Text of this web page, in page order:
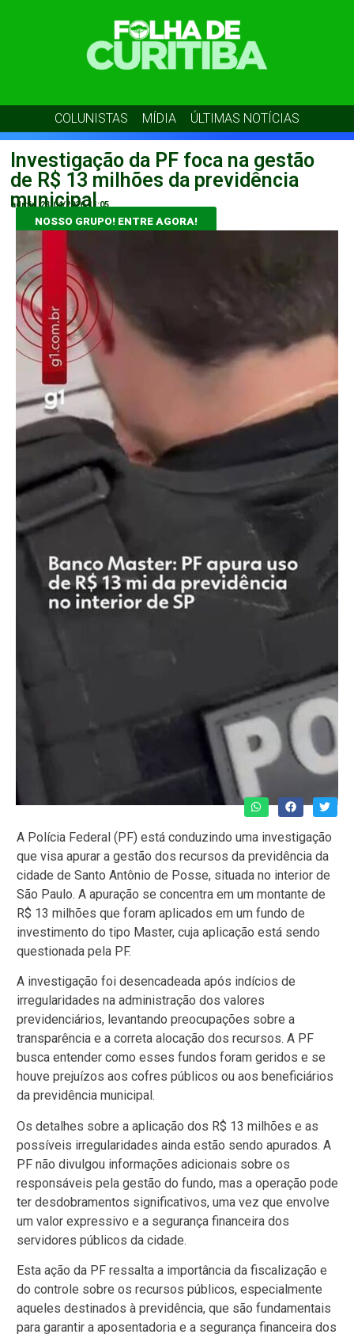
COLUNISTAS MÍDIA ÚLTIMAS NOTÍCIAS
Investigação da PF foca na gestão
de R$ 13 milhões da previdência
municipal
admin 23/04/2026 11:05
NOSSO GRUPO! ENTRE AGORA!
A Polícia Federal (PF) está conduzindo uma investigação
que visa apurar a gestão dos recursos da previdência da
cidade de Santo Antônio de Posse, situada no interior de
São Paulo. A apuração se concentra em um montante de
R$ 13 milhões que foram aplicados em um fundo de
investimento do tipo Master, cuja aplicação está sendo
questionada pela PF.
A investigação foi desencadeada após indícios de
irregularidades na administração dos valores
previdenciários, levantando preocupações sobre a
transparência e a correta alocação dos recursos. A PF
busca entender como esses fundos foram geridos e se
houve prejuízos aos cofres públicos ou aos beneficiários
da previdência municipal.
Os detalhes sobre a aplicação dos R$ 13 milhões e as
possíveis irregularidades ainda estão sendo apurados. A
PF não divulgou informações adicionais sobre os
responsáveis pela gestão do fundo, mas a operação pode
ter desdobramentos significativos, uma vez que envolve
um valor expressivo e a segurança financeira dos
servidores públicos da cidade.
Esta ação da PF ressalta a importância da fiscalização e
do controle sobre os recursos públicos, especialmente
aqueles destinados à previdência, que são fundamentais
para garantir a aposentadoria e a segurança financeira dos